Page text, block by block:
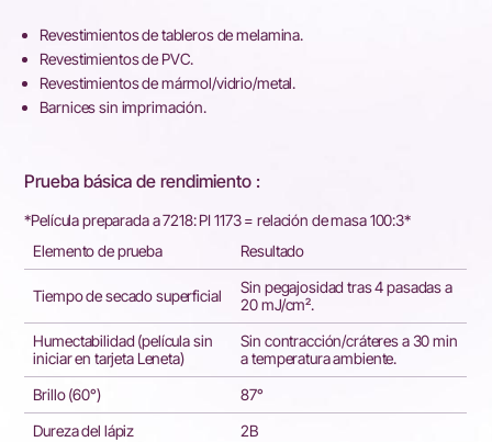
Revestimientos de tableros de melamina.
Revestimientos de PVC.
Revestimientos de mármol/vidrio/metal.
Barnices sin imprimación.
Prueba básica de rendimiento :
*Película preparada a 7218: PI 1173 = relación de masa 100:3*
Elemento de prueba
Resultado
Tiempo de secado superficial
Sin pegajosidad tras 4 pasadas a
20 mJ/cm².
Humectabilidad (película sin
iniciar en tarjeta Leneta)
Sin contracción/cráteres a 30 min
a temperatura ambiente.
Brillo (60°)
87°
Dureza del lápiz
2B